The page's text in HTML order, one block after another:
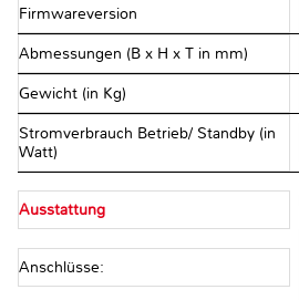
Firmwareversion
Abmessungen (B x H x T in mm)
Gewicht (in Kg)
Stromverbrauch Betrieb/ Standby (in
Watt)
Ausstattung
Anschlüsse: